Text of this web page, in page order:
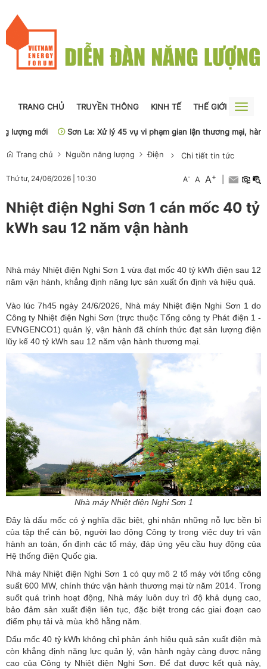
TRANG CHỦ TRUYỀN THÔNG KINH TẾ THẾ GIỚI
Toggle
mới
Sơn La: Xử lý 45 vụ vi phạm gian lận thương mại, hàng giả
Trang chủ Nguồn năng lượng Điện Chi tiết tin tức
Thứ tư, 24/06/2026 10:30 A- A A+
Nhiệt điện Nghi Sơn 1 cán mốc 40 tỷ
kWh sau 12 năm vận hành
Nhà máy Nhiệt điện Nghi Sơn 1 vừa đạt mốc 40 tỷ kWh điện sau 12
năm vận hành, khẳng định năng lực sản xuất ổn định và hiệu quả.
Vào lúc 7h45 ngày 24/6/2026, Nhà máy Nhiệt điện Nghi Sơn 1 do
Công ty Nhiệt điện Nghi Sơn (trực thuộc Tổng công ty Phát điện 1 -
EVNGENCO1) quản lý, vận hành đã chính thức đạt sản lượng điện
lũy kế 40 tỷ kWh sau 12 năm vận hành thương mại.
Nhà máy Nhiệt điện Nghi Sơn 1
Đây là dấu mốc có ý nghĩa đặc biệt, ghi nhận những nỗ lực bền bỉ
của tập thể cán bộ, người lao động Công ty trong việc duy trì vận
hành an toàn, ổn định các tổ máy, đáp ứng yêu cầu huy động của
Hệ thống điện Quốc gia.
Nhà máy Nhiệt điện Nghi Sơn 1 có quy mô 2 tổ máy với tổng công
suất 600 MW, chính thức vận hành thương mại từ năm 2014. Trong
suốt quá trình hoạt động, Nhà máy luôn duy trì độ khả dụng cao,
bảo đảm sản xuất điện liên tục, đặc biệt trong các giai đoạn cao
điểm phụ tải và mùa khô hằng năm.
Dấu mốc 40 tỷ kWh không chỉ phản ánh hiệu quả sản xuất điện mà
còn khẳng định năng lực quản lý, vận hành ngày càng được nâng
cao của Công ty Nhiệt điện Nghi Sơn. Để đạt được kết quả này,